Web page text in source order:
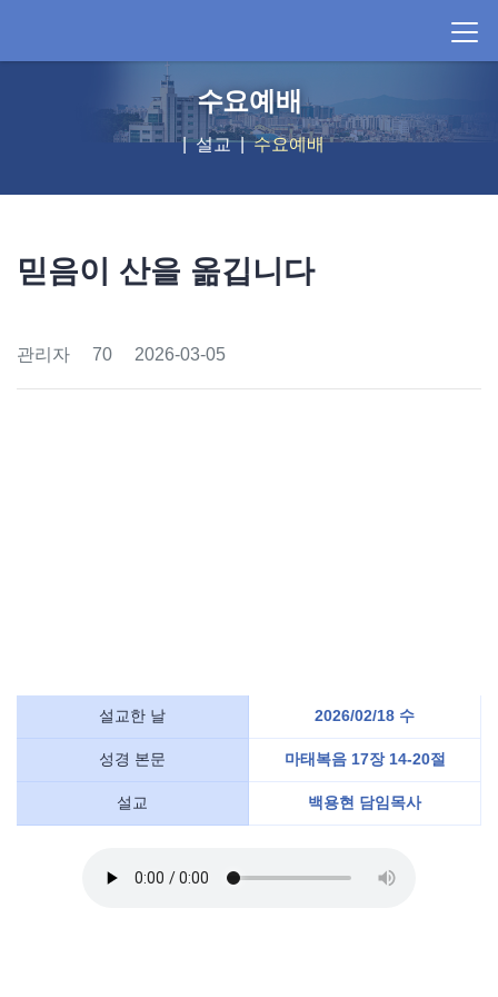
수요예배
설교 수요예배
믿음이 산을 옮깁니다
관리자 70 2026-03-05
설교한 날 2026/02/18 수
성경 본문 마태복음 17장 14-20절
설교 백용현 담임목사